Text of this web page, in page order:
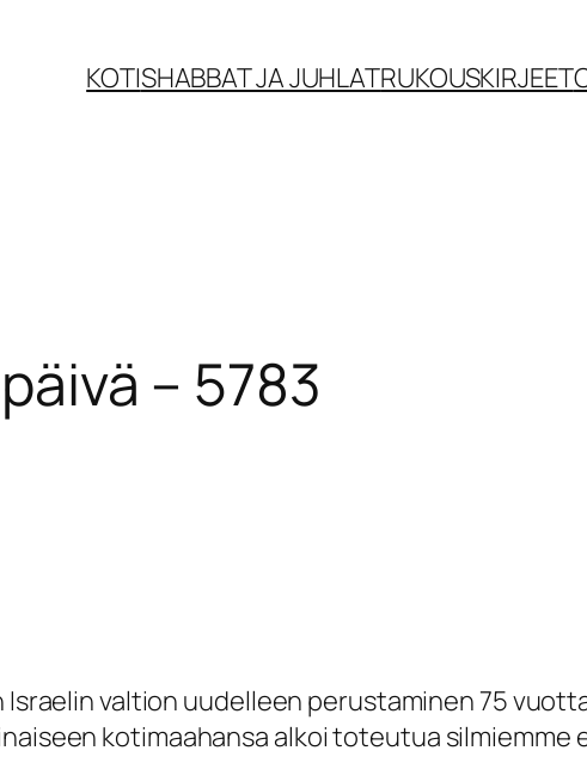
KOTISHABBAT JA JUHLATRUKOUSKIRJEET
– 5783
Israelin valtion uudelleen perustaminen 75
kotimaahansa alkoi toteutua silmiemme